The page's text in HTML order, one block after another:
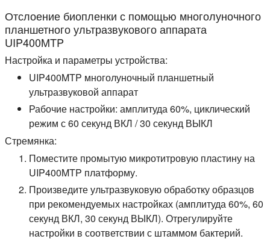
Отслоение биопленки с помощью многолуночного
планшетного ультразвукового аппарата
UIP400MTP
Настройка и параметры устройства:
UIP400MTP многолуночный планшетный
ультразвуковой аппарат
Рабочие настройки: амплитуда 60%, циклический
режим с 60 секунд ВКЛ / 30 секунд ВЫКЛ
Стремянка:
Поместите промытую микротитровую пластину на
UIP400MTP платформу.
Произведите ультразвуковую обработку образцов
при рекомендуемых настройках (амплитуда 60%, 60
секунд ВКЛ, 30 секунд ВЫКЛ). Отрегулируйте
настройки в соответствии с штаммом бактерий.